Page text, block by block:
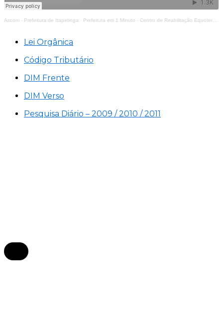
Ascom - Prefeitura de Itapetinga · Prefeitura em 1 Minuto - Centro de Reabilitação Equoterapia Manoela
Lei Orgânica
Código Tributário
DIM Frente
DIM Verso
Pesquisa Diário – 2009 / 2010 / 2011